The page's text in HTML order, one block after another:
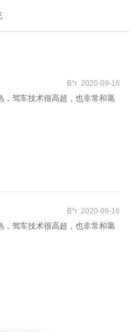
B*r 2020-09-16
，驾车技术很高超，也非常和蔼
B*r 2020-09-16
，驾车技术很高超，也非常和蔼